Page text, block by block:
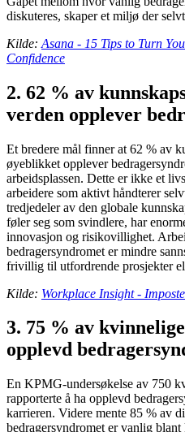
diskuteres, skaper et miljø der
Kilde: Asana - 15 Tips to Turn
Confidence
2. 62 % av
verden opplever
Et bredere mål finner at 62 % av
øyeblikket opplever
arbeidsplassen. Dette er ikke et
arbeidere som aktivt håndterer
tredjedeler av den globale
føler seg som svindlere, har
innovasjon og risikovillighet.
bedragersyndromet er mindre
frivillig til utfordrende prosjekter
Kilde: Workplace Insight -
3. 75 % av
opplevd
En KPMG-undersøkelse av 750
rapporterte å ha opplevd
karrieren. Videre mente 85 % av
bedragersyndromet er vanlig